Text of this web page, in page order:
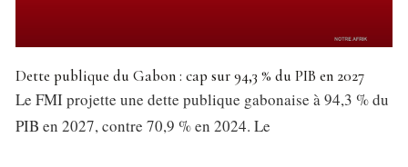
Dette publique du Gabon : cap sur 94,3 % du PIB en 2027
Le FMI projette une dette publique gabonaise à 94,3 % du
PIB en 2027, contre 70,9 % en 2024. Le